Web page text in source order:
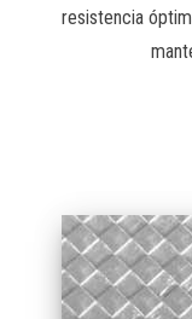
resistencia